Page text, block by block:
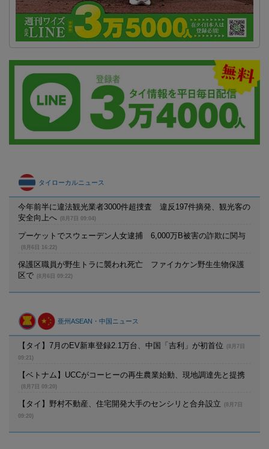
タイローカルニュース
今年前半に違法観光業者3000件超捜査 違反197件摘発、観光客の
安全向上へ
(8月7日 09:04)
プーケットでスウェーデン人女逮捕 6,000万B被害の詐欺に関与
(8月6日 16:22)
保護区職員が野生トラに襲われ死亡 ファイカケン野生生物保護
区で
(8月6日 09:22)
亜州ASEAN・中国ニュース
【タイ】7月のEV新車登録2.1万台、中国「吉利」が初首位
(8月7日
09:21)
【ベトナム】UCCがコーヒーの再生農業始動、現地調達先と提携
(8月7日 09:20)
【タイ】野村不動産、住宅開発大手のセンシリと合弁設立
(8月7日
09:20)